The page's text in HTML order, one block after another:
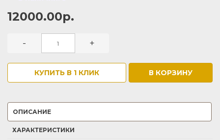
12000.00р.
- +
КУПИТЬ В 1 КЛИК В КОРЗИНУ
ОПИСАНИЕ
ХАРАКТЕРИСТИКИ